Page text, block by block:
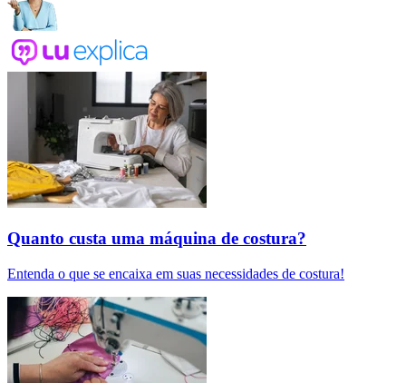
Quanto custa uma máquina de costura?
Entenda o que se encaixa em suas necessidades de costura!